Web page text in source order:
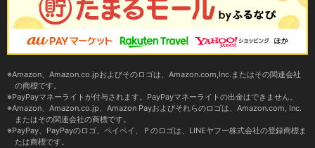
Amazon、Amazon.co.jpおよびそのロゴは、Amazon.com,Inc.またはその関連会社
の商標です。
PayPayマネーライトが付与されます。PayPayマネーライトの出金はできません。
Amazon、Amazon.co.jp、Amazon Payおよびそれらのロゴは、Amazon.com, Inc.
またはその関連会社の商標です。
PayPay、PayPayのロゴ、ペイペイ、Ｐのロゴは、LINEヤフー株式会社の登録商標ま
たは商標です。